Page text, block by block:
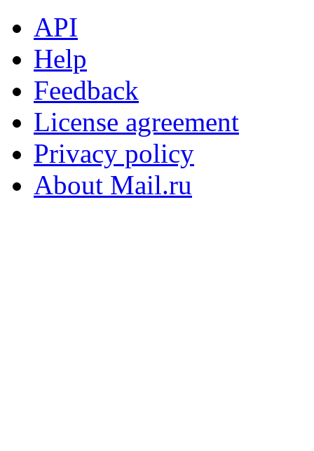
API
Help
Feedback
License agreement
Privacy policy
About Mail.ru